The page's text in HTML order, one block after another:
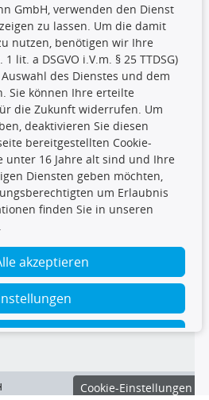
Cookie-Einstellungen
GmbH, verwenden den Dienst
zu lassen. Um die damit
nutzen, benötigen wir Ihre
lit. a DSGVO i.V.m. § 25 TTDSG)
des Dienstes und dem
Sie können Ihre erteilte
die Zukunft widerrufen. Um
deaktivieren Sie diesen
bereitgestellten Cookie-
unter 16 Jahre alt sind und Ihre
Diensten geben möchten,
um Erlaubnis
finden Sie in unseren
akzeptieren
Ablehnen